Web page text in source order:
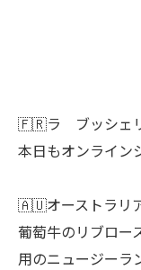
🇫🇷ラ ブッシェ
本日もオンライン
🇦🇺オーストラ
葡萄牛のリブロー
用のニュージーラ